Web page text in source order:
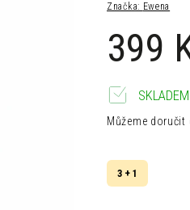
Značka: Ewena
399
3 + 1
Můžeme doručit